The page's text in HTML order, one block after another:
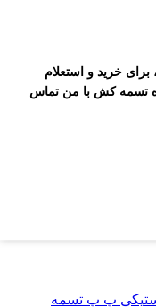
قطعات تسمه کش نیمه اتوماتیک | 8 قطعه اصلی
تسمه‌کش نیمه
مختلف است که
خرید و استعلام
تسمه کش با من تماس